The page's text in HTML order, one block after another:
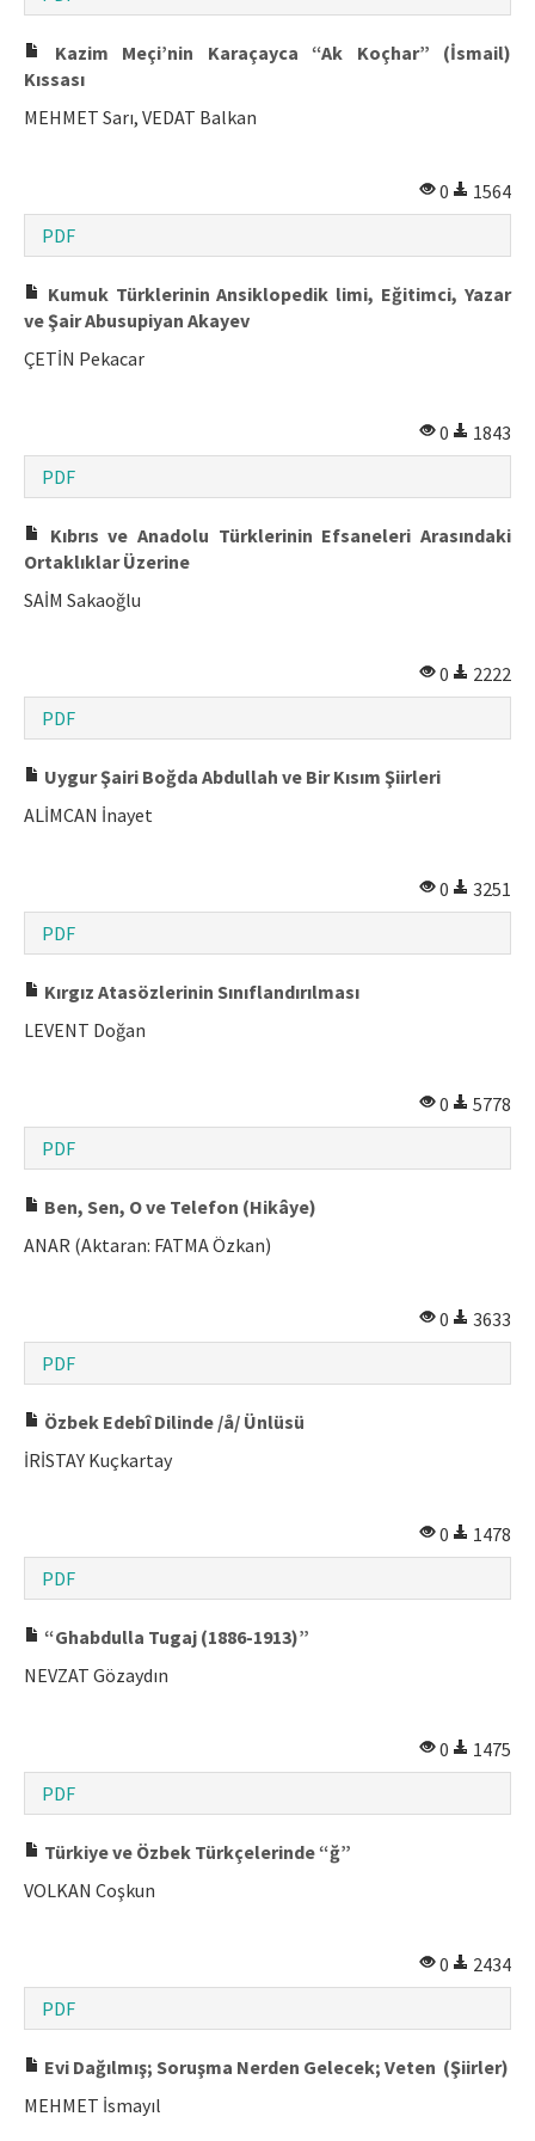
ISSN: 1301-0077 · e-ISSN: 2651-5091
Kazim Meçi’nin Karaçayca “Ak Koçhar” (İsmail)
Kıssası
MEHMET Sarı, VEDAT Balkan
0
1564
PDF
Kumuk Türklerinin Ansiklopedik limi, Eğitimci, Yazar
ve Şair Abusupiyan Akayev
ÇETİN Pekacar
0
1843
PDF
Kıbrıs ve Anadolu Türklerinin Efsaneleri Arasındaki
Ortaklıklar Üzerine
SAİM Sakaoğlu
0
2222
PDF
Uygur Şairi Boğda Abdullah ve Bir Kısım Şiirleri
ALİMCAN İnayet
0
3251
PDF
Kırgız Atasözlerinin Sınıflandırılması
LEVENT Doğan
0
5778
PDF
Ben, Sen, O ve Telefon (Hikâye)
ANAR (Aktaran: FATMA Özkan)
0
3633
PDF
Özbek Edebî Dilinde /å/ Ünlüsü
İRİSTAY Kuçkartay
0
1478
PDF
“Ghabdulla Tugaj (1886-1913)”
NEVZAT Gözaydın
0
1475
PDF
Türkiye ve Özbek Türkçelerinde “ğ”
VOLKAN Coşkun
0
2434
PDF
Evi Dağılmış; Soruşma Nerden Gelecek; Veten (Şiirler)
MEHMET İsmayıl